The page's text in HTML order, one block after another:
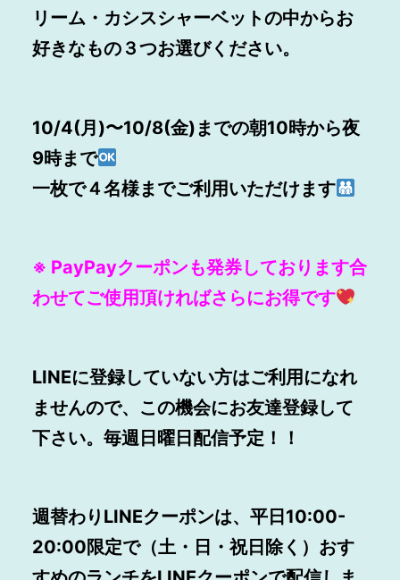
リーム・カシスシャーベットの中からお
好きなもの３つお選びください。
10/4(月)〜10/8(金)までの朝10時から夜
9時まで
一枚で４名様までご利用いただけます
※ PayPayクーポンも発券しております合
わせてご使用頂ければさらにお得です
LINEに登録していない方はご利用になれ
ませんので、この機会にお友達登録して
下さい。毎週日曜日配信予定！！
週替わりLINEクーポンは、平日10:00-
20:00限定で（土・日・祝日除く）おす